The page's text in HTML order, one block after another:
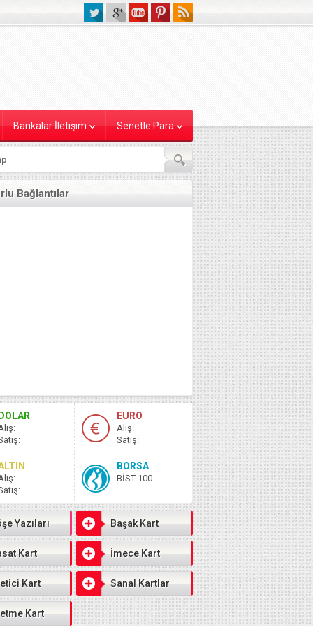
Bankalar İletişim Senetle Para
Bağlantılar
DOLAR
lış:
atış:
EURO
Alış:
Satış:
lış:
atış:
BORSA
BİST-100
Yazıları Başak Kart
Kart İmece Kart
Kart Sanal Kartlar
Kart